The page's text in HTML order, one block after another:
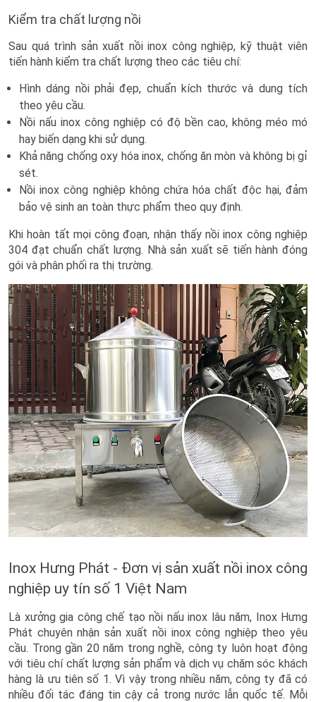
Kiểm tra chất lượng nồi
Sau quá trình sản xuất nồi inox công nghiệp, kỹ thuật viên
tiến hành kiểm tra chất lượng theo các tiêu chí:
Hình dáng nồi phải đẹp, chuẩn kích thước và dung tích
theo yêu cầu.
Nồi nấu inox công nghiệp có độ bền cao, không méo mó
hay biến dạng khi sử dụng.
Khả năng chống oxy hóa inox, chống ăn mòn và không bị gỉ
sét.
Nồi inox công nghiệp không chứa hóa chất độc hại, đảm
bảo vệ sinh an toàn thực phẩm theo quy định.
Khi hoàn tất mọi công đoạn, nhận thấy nồi inox công nghiệp
304 đạt chuẩn chất lượng. Nhà sản xuất sẽ tiến hành đóng
gói và phân phối ra thị trường.
Inox Hưng Phát - Đơn vị sản xuất nồi inox công
nghiệp uy tín số 1 Việt Nam
Là xưởng gia công chế tạo nồi nấu inox lâu năm, Inox Hưng
Phát chuyên nhận sản xuất nồi inox công nghiệp theo yêu
cầu. Trong gần 20 năm trong nghề, công ty luôn hoạt động
với tiêu chí chất lượng sản phẩm và dịch vụ chăm sóc khách
hàng là ưu tiên số 1. Vì vậy trong nhiều năm, công ty đã có
nhiều đối tác đáng tin cậy cả trong nước lẫn quốc tế. Mỗi